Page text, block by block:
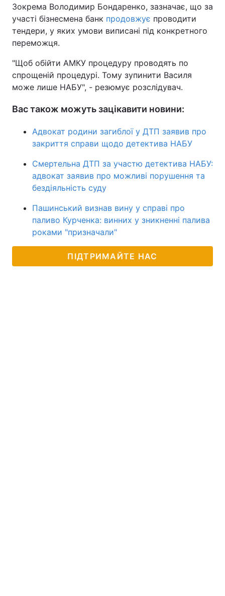
Зокрема Володимир Бондаренко, зазначає, що за
участі бізнесмена банк продовжує проводити
тендери, у яких умови виписані під конкретного
переможця.
"Щоб обійти АМКУ процедуру проводять по
спрощеній процедурі. Тому зупинити Василя
може лише НАБУ", - резюмує розслідувач.
Вас також можуть зацікавити новини:
Адвокат родини загиблої у ДТП заявив про
закриття справи щодо детектива НАБУ
Смертельна ДТП за участю детектива НАБУ:
адвокат заявив про можливі порушення та
бездіяльність суду
Пашинський визнав вину у справі про
паливо Курченка: винних у зникненні палива
роками "призначали"
ПІДТРИМАЙТЕ НАС